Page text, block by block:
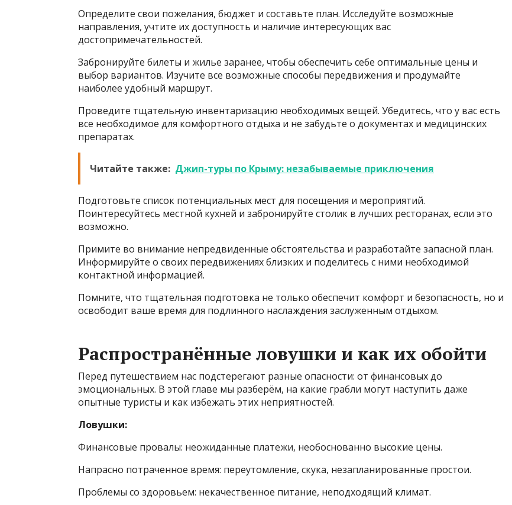
Определите свои пожелания, бюджет и составьте план. Исследуйте возможные
направления, учтите их доступность и наличие интересующих вас
достопримечательностей.
Забронируйте билеты и жилье заранее, чтобы обеспечить себе оптимальные цены и
выбор вариантов. Изучите все возможные способы передвижения и продумайте
наиболее удобный маршрут.
Проведите тщательную инвентаризацию необходимых вещей. Убедитесь, что у вас есть
все необходимое для комфортного отдыха и не забудьте о документах и медицинских
препаратах.
Читайте также: Джип-туры по Крыму: незабываемые приключения
Подготовьте список потенциальных мест для посещения и мероприятий.
Поинтересуйтесь местной кухней и забронируйте столик в лучших ресторанах, если это
возможно.
Примите во внимание непредвиденные обстоятельства и разработайте запасной план.
Информируйте о своих передвижениях близких и поделитесь с ними необходимой
контактной информацией.
Помните, что тщательная подготовка не только обеспечит комфорт и безопасность, но и
освободит ваше время для подлинного наслаждения заслуженным отдыхом.
Распространённые ловушки и как их обойти
Перед путешествием нас подстерегают разные опасности: от финансовых до
эмоциональных. В этой главе мы разберём, на какие грабли могут наступить даже
опытные туристы и как избежать этих неприятностей.
Ловушки:
Финансовые провалы: неожиданные платежи, необоснованно высокие цены.
Напрасно потраченное время: переутомление, скука, незапланированные простои.
Проблемы со здоровьем: некачественное питание, неподходящий климат.